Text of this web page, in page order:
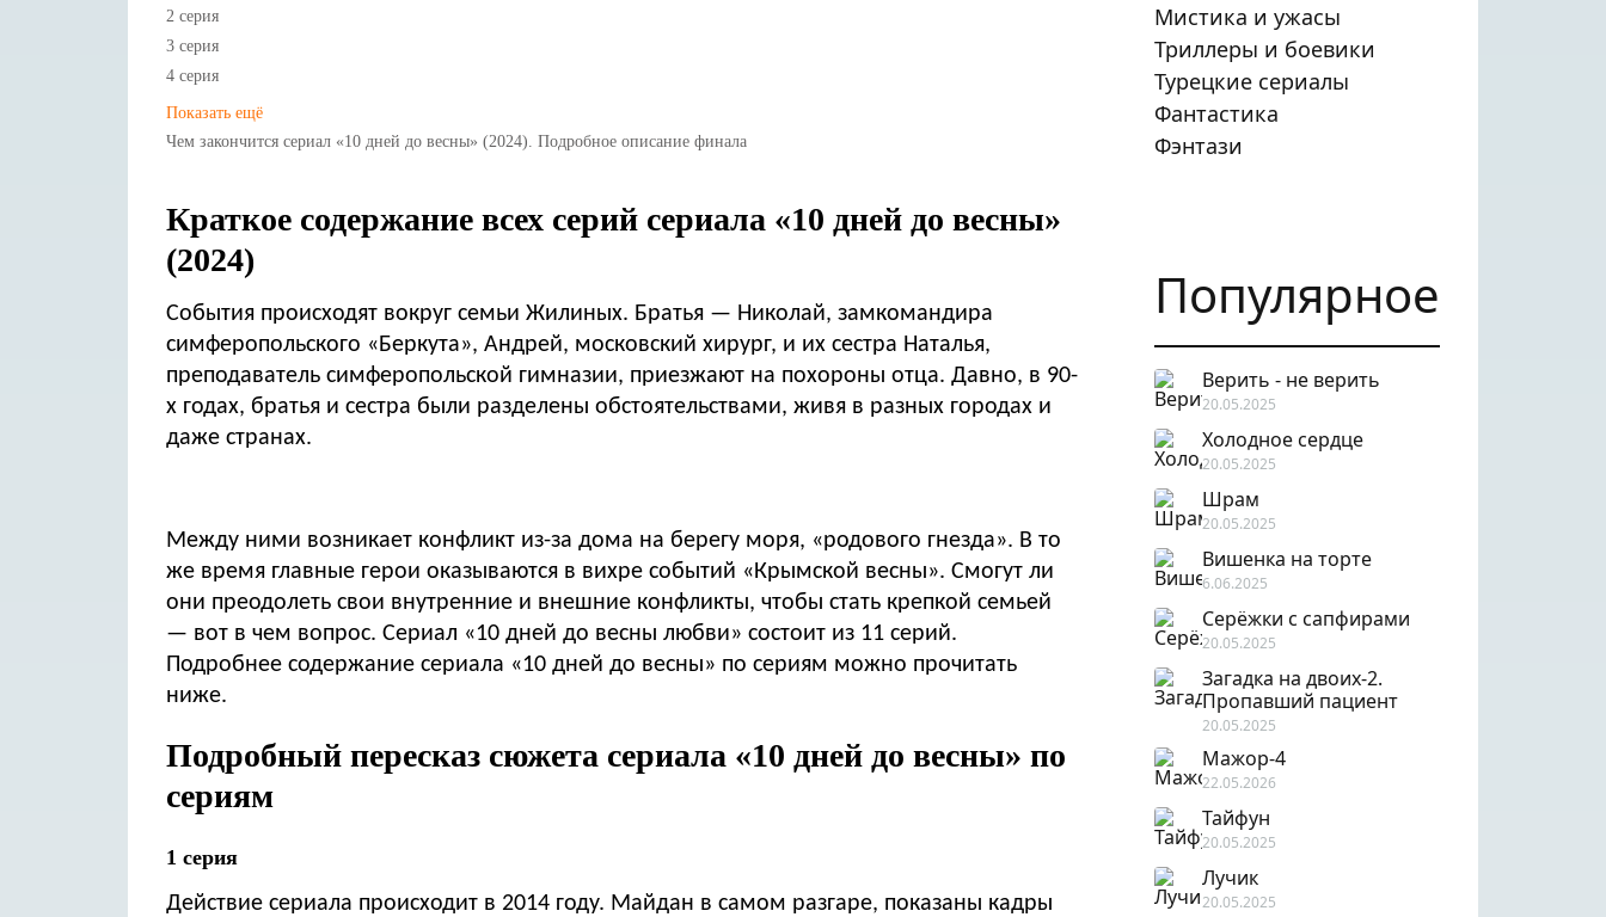
2 серия
3 серия
4 серия
Показать ещё
5 серия
8 серия
9 серия
11 серия
Чем закончится сериал «10 дней до весны» (2024). Подробное описание финала
Краткое содержание всех серий сериала «10 дней до весны»
(2024)
События происходят вокруг семьи Жилиных. Братья — Николай, замкомандира
симферопольского «Беркута», Андрей, московский хирург, и их сестра Наталья,
преподаватель симферопольской гимназии, приезжают на похороны отца. Давно, в 90-
х годах, братья и сестра были разделены обстоятельствами, живя в разных городах и
даже странах.
Между ними возникает конфликт из-за дома на берегу моря, «родового гнезда». В то
же время главные герои оказываются в вихре событий «Крымской весны». Смогут ли
они преодолеть свои внутренние и внешние конфликты, чтобы стать крепкой семьей
— вот в чем вопрос. Сериал «10 дней до весны любви» состоит из 11 серий.
Подробнее содержание сериала «10 дней до весны» по сериям можно прочитать
ниже.
Подробный пересказ сюжета сериала «10 дней до весны» по
сериям
1 серия
Действие сериала происходит в 2014 году. Майдан в самом разгаре, показаны кадры
Мистика и ужасы
Триллеры и боевики
Турецкие сериалы
Фантастика
Фэнтази
Популярное
Верить - не верить
20.05.2025
Холодное сердце
20.05.2025
Шрам
20.05.2025
Вишенка на торте
6.06.2025
Серёжки с сапфирами
20.05.2025
Загадка на двоих-2.
Пропавший пациент
20.05.2025
Мажор-4
22.05.2026
Тайфун
20.05.2025
Лучик
20.05.2025